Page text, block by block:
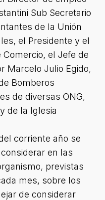
Sub Secretario
de la Unión
el Presidente y el
el Jefe de
Marcelo Julio Egido,
Bomberos
de diversas ONG,
de la Iglesia
corriente año se
en las
previstas
mes, sobre los
de considerar